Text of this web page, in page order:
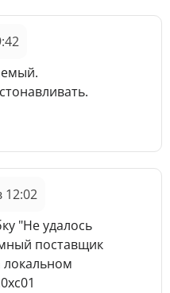
12:02
"Не удалось
поставщик
локальном